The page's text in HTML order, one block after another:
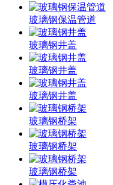
玻璃钢保温管道
玻璃钢井盖
玻璃钢井盖
玻璃钢井盖
玻璃钢桥架
玻璃钢桥架
玻璃钢桥架